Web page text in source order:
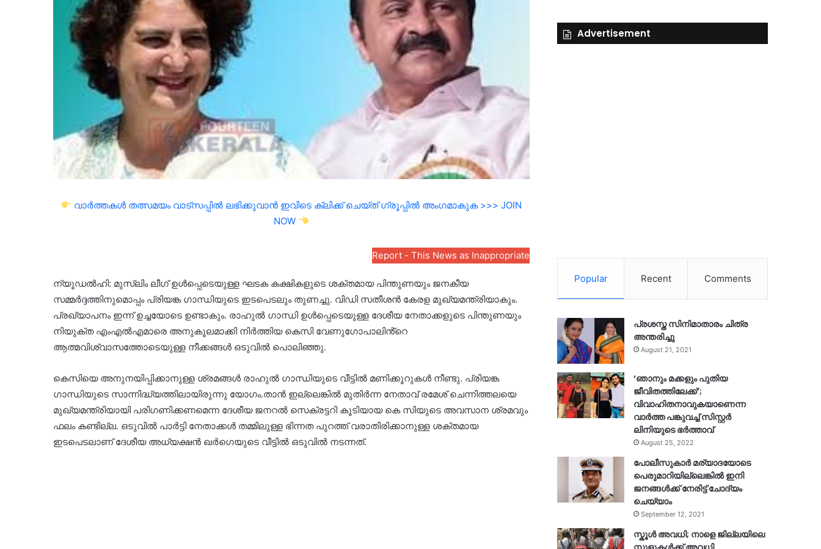
വാർത്തകൾ തത്സമയം വാട്സപ്പിൽ ലഭിക്കുവാൻ ഇവിടെ ക്ലിക്ക് ചെയ്ത് ഗ്രൂപ്പിൽ അംഗമാകുക >>> JOIN
NOW
Report - This News as Inappropriate
ന്യൂഡൽഹി: മുസ്ലിം ലീഗ് ഉൾപ്പെടെയുള്ള ഘടക കക്ഷികളുടെ ശക്തമായ പിന്തുണയും ജനകീയ
സമ്മർദ്ദത്തിനുമൊപ്പം പ്രിയങ്ക ഗാന്ധിയുടെ ഇടപെടലും തുണച്ചു. വിഡി സതീശൻ കേരള മുഖ്യമന്ത്രിയാകും.
പ്രഖ്യാപനം ഇന്ന് ഉച്ചയോടെ ഉണ്ടാകും. രാഹുൽ ഗാന്ധി ഉൾപ്പെടെയുള്ള ദേശീയ നേതാക്കളുടെ പിന്തുണയും
നിയുക്ത എംഎൽഎമാരെ അനുകൂലമാക്കി നിർത്തിയ കെസി വേണുഗോപാലിൻ്റെ
ആത്മവിശ്വാസത്തോടെയുള്ള നീക്കങ്ങൾ ഒടുവിൽ പൊലിഞ്ഞു.
കെസിയെ അനുനയിപ്പിക്കാനുള്ള ശ്രമങ്ങൾ രാഹുൽ ഗാന്ധിയുടെ വീട്ടിൽ മണിക്കൂറുകൾ നീണ്ടു. പ്രിയങ്ക
ഗാന്ധിയുടെ സാന്നിദ്ധ്യത്തിലായിരുന്നു യോഗം.താൻ ഇല്ലെങ്കിൽ മുതിർന്ന നേതാവ് രമേശ് ചെന്നിത്തലയെ
മുഖ്യമന്ത്രിയായി പരിഗണിക്കണമെന്ന ദേശീയ ജനറൽ സെക്രട്ടറി കൂടിയായ കെ സിയുടെ അവസാന ശ്രമവും
ഫലം കണ്ടില്ല. ഒടുവിൽ പാർട്ടി നേതാക്കൾ തമ്മിലുള്ള ഭിന്നത പുറത്ത് വരാതിരിക്കാനുള്ള ശക്തമായ
ഇടപെടലാണ് ദേശീയ അധ്യക്ഷൻ ഖർഗെയുടെ വീട്ടിൽ ഒടുവിൽ നടന്നത്.
Advertisement
Popular Recent Comments
പ്രശസ്ത സിനിമാതാരം ചിത്ര
അന്തരിച്ചു
August 21, 2021
‘ഞാനും മക്കളും പുതിയ
ജീവിതത്തിലേക്ക്’;
വിവാഹിതനാവുകയാണെന്ന
വാർത്ത പങ്കുവച്ച് സിസ്റ്റർ
ലിനിയുടെ ഭർത്താവ്
August 25, 2022
പോലീസുകാര്‍ മര്യാദയോടെ
പെരുമാറിയില്ലെങ്കില്‍ ഇനി
ജനങ്ങള്‍ക്ക് നേരിട്ട് ചോദ്യം
ചെയ്യാം
September 12, 2021
സ്കൂൾ അവധി; നാളെ ജില്ലയിലെ